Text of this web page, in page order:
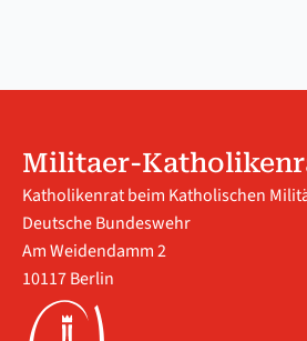
Militaer-
Katholikenrat beim Katholischen
Deutsche Bundeswehr
Am Weidendamm 2
10117 Berlin